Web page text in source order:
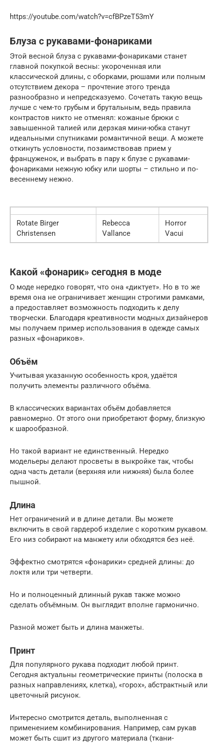
https://youtube.com/watch?v=cfBPzeT53mY
Блуза с рукавами-фонариками
Этой весной блуза с рукавами-фонариками станет
главной покупкой весны: укороченная или
классической длины, с оборками, рюшами или полным
отсутствием декора – прочтение этого тренда
разнообразно и непредсказуемо. Сочетать такую вещь
лучше с чем-то грубым и брутальным, ведь правила
контрастов никто не отменял: кожаные брюки с
завышенной талией или дерзкая мини-юбка станут
идеальными спутниками романтичной вещи. А можете
откинуть условности, позаимствовав прием у
француженок, и выбрать в пару к блузе с рукавами-
фонариками нежную юбку или шорты – стильно и по-
весеннему нежно.
Rotate Birger
Christensen
Rebecca
Vallance
Horror
Vacui
Какой «фонарик» сегодня в моде
О моде нередко говорят, что она «диктует». Но в то же
время она не ограничивает женщин строгими рамками,
а предоставляет возможность подходить к делу
творчески. Благодаря креативности модных дизайнеров
мы получаем пример использования в одежде самых
разных «фонариков».
Объём
Учитывая указанную особенность кроя, удаётся
получить элементы различного объёма.
В классических вариантах объём добавляется
равномерно. От этого они приобретают форму, близкую
к шарообразной.
Но такой вариант не единственный. Нередко
модельеры делают просветы в выкройке так, чтобы
одна часть детали (верхняя или нижняя) была более
пышной.
Длина
Нет ограничений и в длине детали. Вы можете
включить в свой гардероб изделие с коротким рукавом.
Его низ собирают на манжету или обходятся без неё.
Эффектно смотрятся «фонарики» средней длины: до
локтя или три четверти.
Но и полноценный длинный рукав также можно
сделать объёмным. Он выглядит вполне гармонично.
Разной может быть и длина манжеты.
Принт
Для популярного рукава подходит любой принт.
Сегодня актуальны геометрические принты (полоска в
разных направлениях, клетка), «горох», абстрактный или
цветочный рисунок.
Интересно смотрится деталь, выполненная с
применением комбинирования. Например, сам рукав
может быть сшит из другого материала (ткани-